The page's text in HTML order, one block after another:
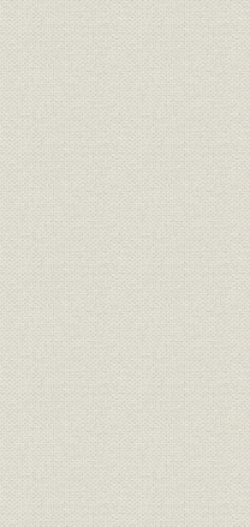
別子鉱山の生産再開
別子鉱山の復興計画
鴻之舞鉱山の操業再
復興と政策的支援
新たな労使関係の始
別子大争議
第1章 当社発足と戦後復
第1節 金石分離と別子
企業再建整備問題
別子鉱業所付帯部門
集排法運用の動向